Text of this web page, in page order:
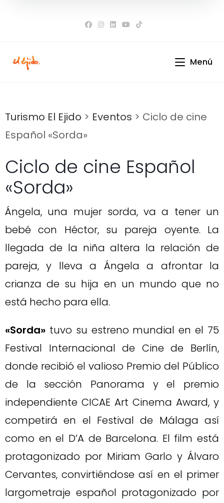
Menú
Turismo El Ejido > Eventos > Ciclo de cine
Español «Sorda»
Ciclo de cine Español
«Sorda»
Ángela, una mujer sorda, va a tener un
bebé con Héctor, su pareja oyente. La
llegada de la niña altera la relación de
pareja, y lleva a Ángela a afrontar la
crianza de su hija en un mundo que no
está hecho para ella.
«Sorda» tuvo su estreno mundial en el 75
Festival Internacional de Cine de Berlín,
donde recibió el valioso Premio del Público
de la sección Panorama y el premio
independiente CICAE Art Cinema Award, y
competirá en el Festival de Málaga así
como en el D’A de Barcelona. El film está
protagonizado por Miriam Garlo y Álvaro
Cervantes, convirtiéndose así en el primer
largometraje español protagonizado por